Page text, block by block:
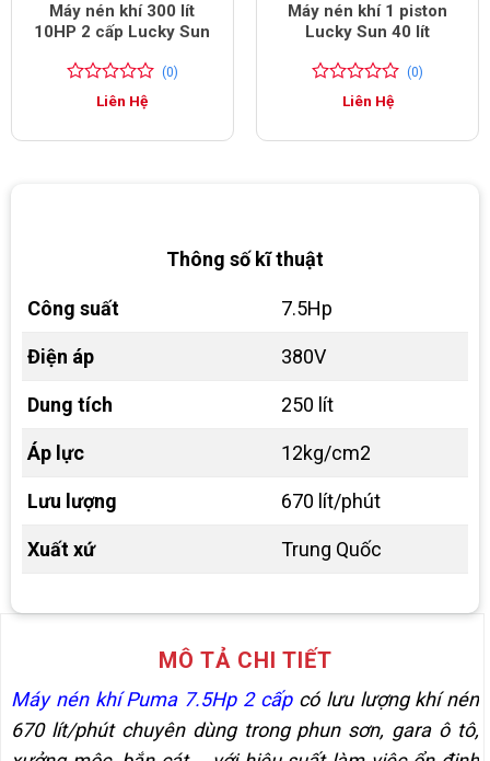
Máy nén khí 300 lít
10HP 2 cấp Lucky Sun
(0)
Liên Hệ
Máy nén khí 1 piston
Lucky Sun 40 lít
(0)
Liên Hệ
MÔ TẢ CHI TIẾT
Máy nén khí Puma 7.5Hp 2 cấpcó lưu lượng khí nén
670 lít/phút chuyên dùng trong phun sơn, gara ô tô,
Thông số kĩ thuật
Công suất 7.5Hp
Điện áp 380V
Dung tích 250 lít
Áp lực 12kg/cm2
Lưu lượng 670 lít/phút
Xuất xứ Trung Quốc